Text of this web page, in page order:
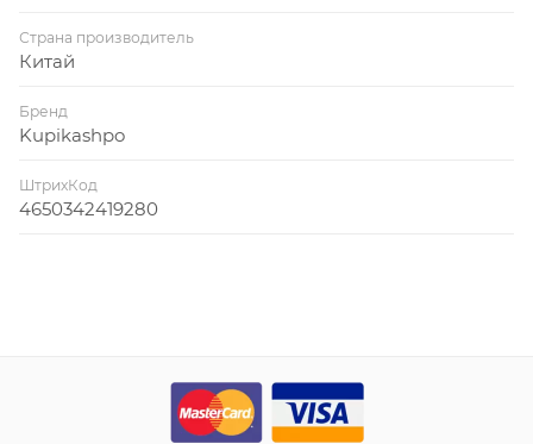
Страна производитель
Китай
Бренд
Kupikashpo
ШтрихКод
4650342419280